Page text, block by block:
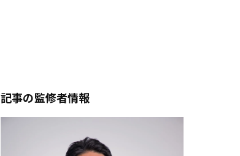
記事の監修者情報